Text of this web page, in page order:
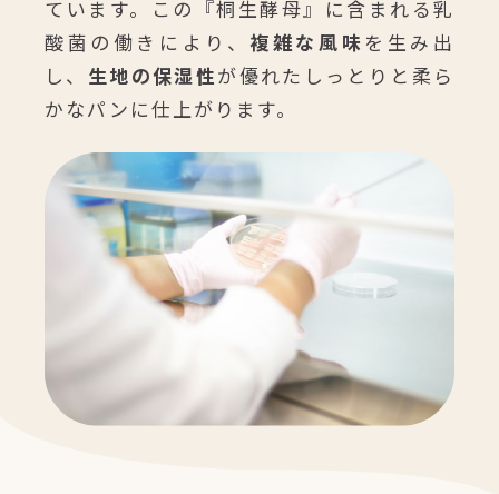
ています。この『桐生酵母』に含まれる乳
酸菌の働きにより、 複雑な風味 を生み出
し、 生地の保湿性が優れたしっとりと柔ら
かなパンに仕上がります。